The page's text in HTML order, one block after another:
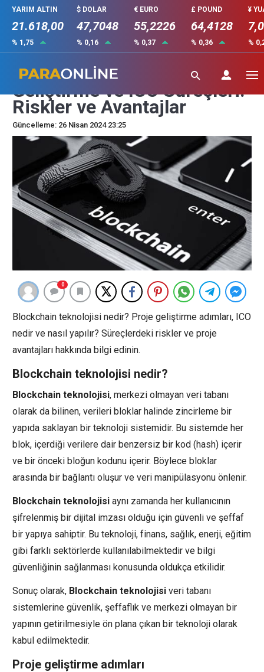
YARIM ALTIN
21.618,00
% 1,75
$ DOLAR
47,7048
% 0,16
€ EURO
55,2226
% 0,37
£ POUND
64,4128
% 0,36
¥
%
Blockchain Projesi
Geliştirme ve ICO Süreçleri:
Riskler ve Avantajlar
Güncelleme: 26 Nisan 2024 23:25
0
Blockchain teknolojisi nedir? Proje geliştirme adımları, ICO
nedir ve nasıl yapılır? Süreçlerdeki riskler ve proje
avantajları hakkında bilgi edinin.
Blockchain teknolojisi nedir?
Blockchain teknolojisi, merkezi olmayan veri tabanı
olarak da bilinen, verileri bloklar halinde zincirleme bir
yapıda saklayan bir teknoloji sistemidir. Bu sistemde her
blok, içerdiği verilere dair benzersiz bir kod (hash) içerir
ve bir önceki bloğun kodunu içerir. Böylece bloklar
arasında bir bağlantı oluşur ve veri manipülasyonu önlenir.
Blockchain teknolojisi aynı zamanda her kullanıcının
şifrelenmiş bir dijital imzası olduğu için güvenli ve şeffaf
bir yapıya sahiptir. Bu teknoloji, finans, sağlık, enerji, eğitim
gibi farklı sektörlerde kullanılabilmektedir ve bilgi
güvenliğinin sağlanması konusunda oldukça etkilidir.
Sonuç olarak, Blockchain teknolojisi veri tabanı
sistemlerine güvenlik, şeffaflık ve merkezi olmayan bir
yapının getirilmesiyle ön plana çıkan bir teknoloji olarak
kabul edilmektedir.
Proje geliştirme adımları